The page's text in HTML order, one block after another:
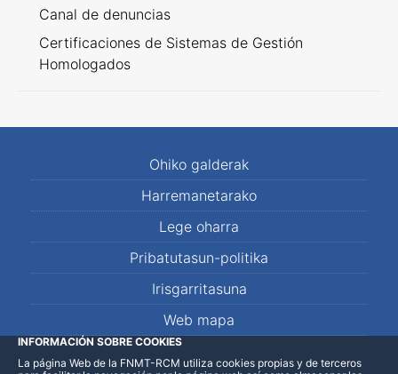
Canal de denuncias
Certificaciones de Sistemas de Gestión
Homologados
Ohiko galderak
Harremanetarako
Lege oharra
Pribatutasun-politika
Irisgarritasuna
Web mapa
LinkedInFacebookWhatsApp
INFORMACIÓN SOBRE COOKIES
La página Web de la FNMT-RCM utiliza cookies propias y de terceros